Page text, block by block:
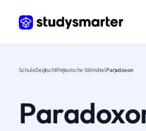
SchuleDeutschRhetorische StilmittelParadoxon